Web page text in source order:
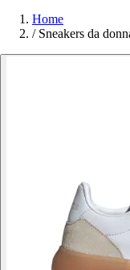
Home
/ Sneakers da